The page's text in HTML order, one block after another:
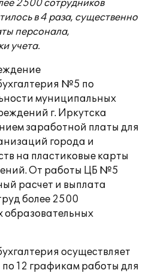
2500 сотрудников
в 4 раза, существенно
персонала,
учета.
№5 по
муниципальных
г. Иркутска
заработной платы для
города и
на пластиковые карты
От работы ЦБ №5
расчет и выплата
более 2500
образовательных
осуществляет
12 графикам работы для